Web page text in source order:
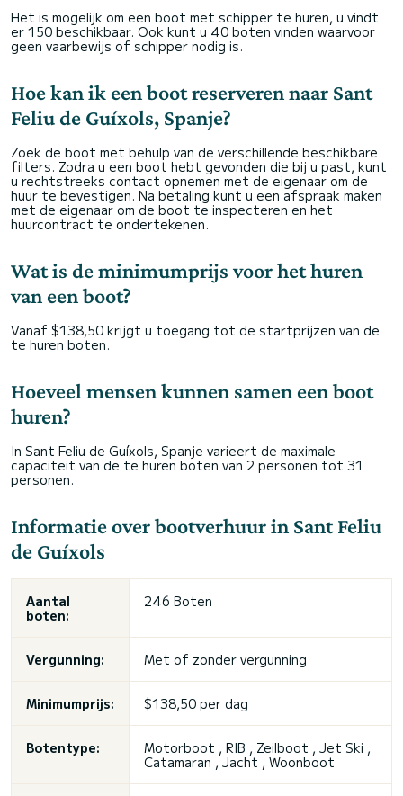
Het is mogelijk om een boot met schipper te huren, u vindt
er 150 beschikbaar. Ook kunt u 40 boten vinden waarvoor
geen vaarbewijs of schipper nodig is.
Hoe kan ik een boot reserveren naar Sant
Feliu de Guíxols, Spanje?
Zoek de boot met behulp van de verschillende beschikbare
filters. Zodra u een boot hebt gevonden die bij u past, kunt
u rechtstreeks contact opnemen met de eigenaar om de
huur te bevestigen. Na betaling kunt u een afspraak maken
met de eigenaar om de boot te inspecteren en het
huurcontract te ondertekenen.
Wat is de minimumprijs voor het huren
van een boot?
Vanaf $138,50 krijgt u toegang tot de startprijzen van de
te huren boten.
Hoeveel mensen kunnen samen een boot
huren?
In Sant Feliu de Guíxols, Spanje varieert de maximale
capaciteit van de te huren boten van 2 personen tot 31
personen.
Informatie over bootverhuur in Sant Feliu
de Guíxols
Aantal
boten:
246 Boten
Vergunning: Met of zonder vergunning
Minimumprijs: $138,50 per dag
Botentype:
Motorboot , RIB , Zeilboot , Jet Ski ,
Catamaran , Jacht , Woonboot